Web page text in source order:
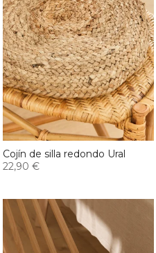
Cojín de silla redondo Ural
22,90 €